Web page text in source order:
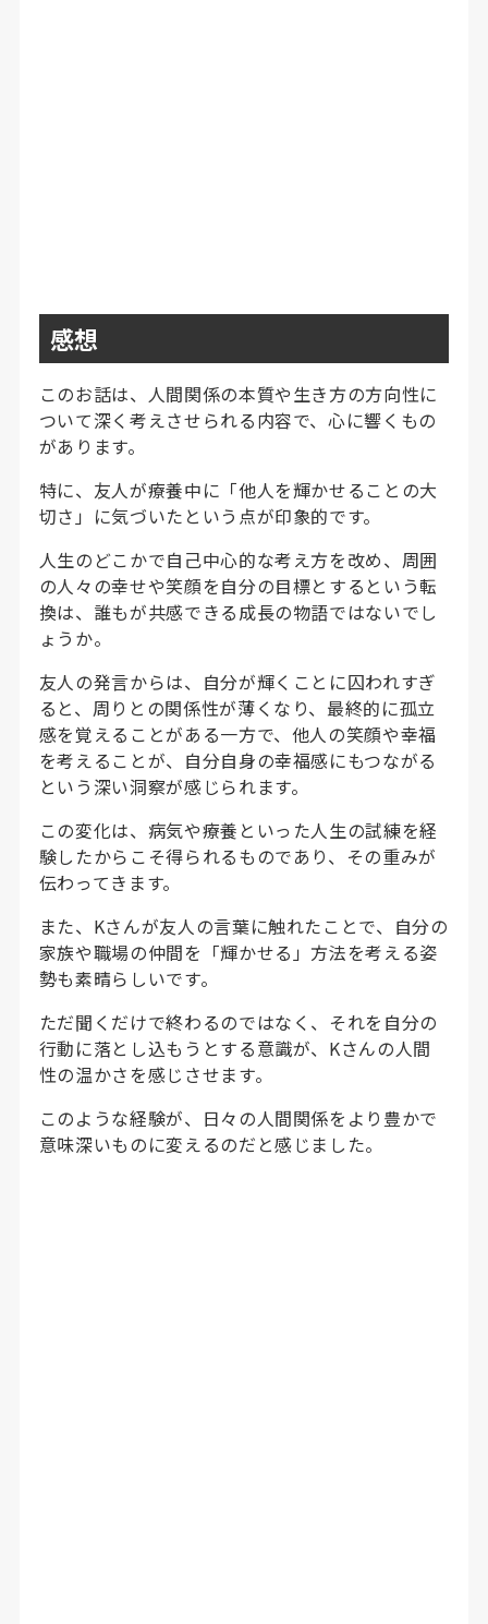
感想
このお話は、人間関係の本質や生き方の方向性に
ついて深く考えさせられる内容で、心に響くもの
があります。
特に、友人が療養中に「他人を輝かせることの大
切さ」に気づいたという点が印象的です。
人生のどこかで自己中心的な考え方を改め、周囲
の人々の幸せや笑顔を自分の目標とするという転
換は、誰もが共感できる成長の物語ではないでし
ょうか。
友人の発言からは、自分が輝くことに囚われすぎ
ると、周りとの関係性が薄くなり、最終的に孤立
感を覚えることがある一方で、他人の笑顔や幸福
を考えることが、自分自身の幸福感にもつながる
という深い洞察が感じられます。
この変化は、病気や療養といった人生の試練を経
験したからこそ得られるものであり、その重みが
伝わってきます。
また、Kさんが友人の言葉に触れたことで、自分の
家族や職場の仲間を「輝かせる」方法を考える姿
勢も素晴らしいです。
ただ聞くだけで終わるのではなく、それを自分の
行動に落とし込もうとする意識が、Kさんの人間
性の温かさを感じさせます。
このような経験が、日々の人間関係をより豊かで
意味深いものに変えるのだと感じました。